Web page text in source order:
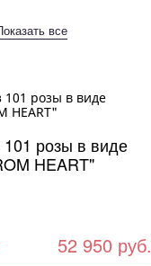
все
101 розы в виде
HEART"
52 950 руб.